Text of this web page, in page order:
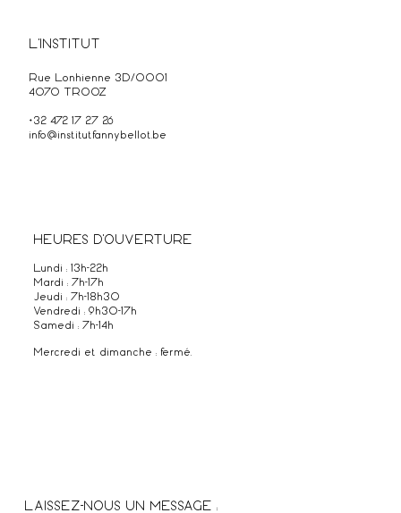
L'INSTITUT
Rue Lonhienne 3D/0001
4070 TROOZ
+32 472 17 27 26
info@institutfannybellot.be
HEURES D'OUVERTURE
Lundi : 13h-22h
Mardi : 7h-17h
Jeudi : 7h-18h30
Vendredi : 9h30-17h
Samedi : 7h-14h
Mercredi et dimanche : fermé.
LAISSEZ-NOUS UN MESSAGE :